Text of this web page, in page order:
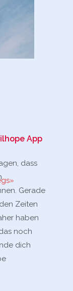
App
dass
Gerade
Zeiten
haben
noch
dich